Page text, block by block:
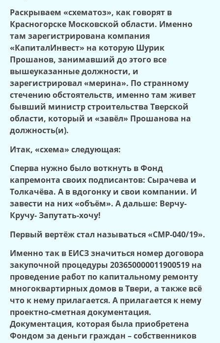
Раскрываем «схематоз», как говорят в
Красногорске Московской области. Именно
там зарегистрирована компания
«КапиталИнвест» на которую Шурик
Прошанов, занимавший до этого все
вышеуказанные должности, и
зарегистрировал «мерина». По странному
стечению обстоятельств, именно там живет
бывший министр строительства Тверской
области, который и «завёл» Прошанова на
должность(и).
Итак, «схема» следующая:
Сперва нужно было воткнуть в Фонд
капремонта своих подписантов: Сырачева и
Толкачёва. А в вдогонку и свои компании. И
завести на них «объём». А дальше: Верчу-
Кручу- Запутать-хочу!
Первый вертёж стал называться «СМР-040/19».
Именно так в ЕИСЗ значиться номер договора
закупочной процедуры 203650000011900519 на
проведение работ по капитальному ремонту
многоквартирных домов в Твери, а также всё
что к нему прилагается. А прилагается к нему
проектно-сметная документация.
Документация, которая была приобретена
Фондом за деньги граждан – собственников